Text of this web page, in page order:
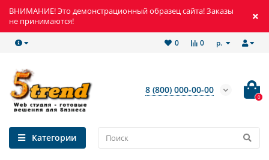
ВНИМАНИЕ! Это демонстрационный образец сайта! Заказы
не принимаются!
р.
0
0
8 (800) 000-00-00
0
Категории